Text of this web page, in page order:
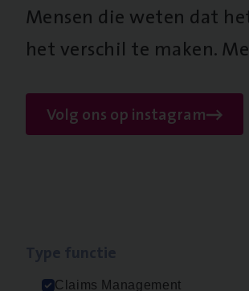
Mensen die weten dat
het verschil te maken.
Volg ons op instagram
Claims Management